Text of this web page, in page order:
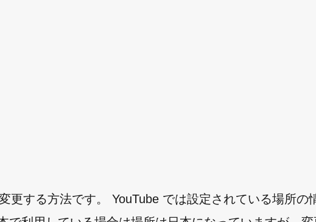
更する方法です。 YouTube では設定されている場所の